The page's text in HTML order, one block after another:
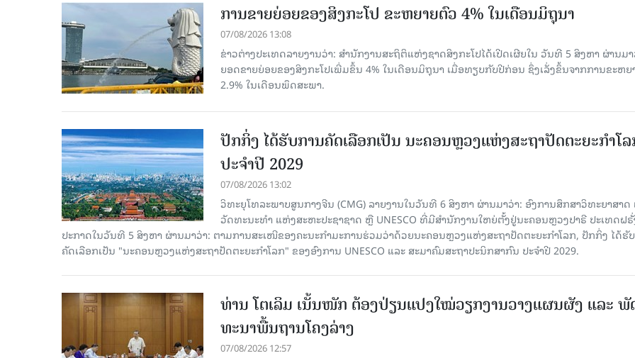
ການຂາຍຍ່ອຍຂອງສິງກະໂປ ຂະຫຍາຍຕົວ 4% ໃນເດືອນມິຖຸນາ
07/08/2026 13:08
ຂ່າວຕ່າງປະເທດລາຍງານວ່າ: ສຳນັກງານສະຖິຕິແຫ່ງຊາດສິງກະໂປໄດ້ເປີດເຜີຍໃນ ວັນທີ 5 ສິງຫາ ຜ່ານມາ
ຍອດຂາຍຍ່ອຍຂອງສິງກະໂປເພີ່ມຂຶ້ນ 4% ໃນເດືອນມິຖຸນາ ເມື່ອທຽບກັບປີກ່ອນ ຊຶ່ງເລັ່ງຂຶ້ນຈາກການຂະຫຍ
2.9% ໃນເດືອນພຶດສະພາ.
ປັກກິ່ງ ໄດ້ຮັບການຄັດເລືອກເປັນ ນະຄອນຫຼວງແຫ່ງສະຖາປັດຕະຍະກຳໂ
ປະຈຳປີ 2029
07/08/2026 13:02
ວິທະຍຸໂທລະພາບສູນກາງຈີນ (CMG) ລາຍງານໃນວັນທີ 6 ສິງຫາ ຜ່ານມາວ່າ: ອົງການສຶກສາວິທະຍາສາດ
ວັດທະນະທຳ ແຫ່ງສະຫະປະຊາຊາດ ຫຼື UNESCO ທີ່ມີສຳນັກງານໃຫຍ່ຕັ້ງຢູ່ນະຄອນ​ຫຼວງປາຣີ ປະເທດຝຣັ່
ປະກາດໃນວັນທີ 5 ສິງຫາ ຜ່ານມາວ່າ: ຕາມການສະເໜີຂອງຄະນະກຳມະການຮ່ວມວ່າດ້ວຍນະຄອນຫຼວງແຫ່ງສະຖາປັດຕະຍະກຳໂລກ, ປັກກິ່ງ ໄດ້ຮັ
ຄັດ​ເລືອກເປັນ "ນະຄອນຫຼວງແຫ່ງສະຖາປັດຕະຍະກຳໂລກ" ຂອງອົງການ UNESCO ແລະ ສະມາ​ຄົມສະຖາປະນິກສາກົນ ປະຈຳປີ 2029.
ທ່ານ ໂຕ​ເລິມ ເນັ້ນໜັກ ຕ້ອງ​ປ່ຽນ​ແປງ​ໃໝ່​ວຽກ​ງານ​ວາງ​ແຜນ​ຜັງ ແລະ ​ພັ
ທະ​ນາ​ພື້ນ​ຖານ​ໂຄງ​ລ່າງ
07/08/2026 12:57